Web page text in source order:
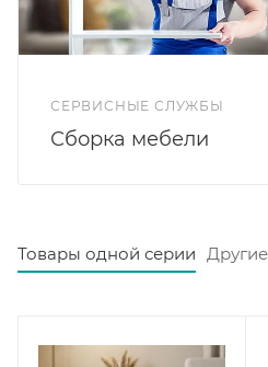
СЕРВИСНЫЕ СЛУЖБЫ
Сборка мебели
Товары одной серии